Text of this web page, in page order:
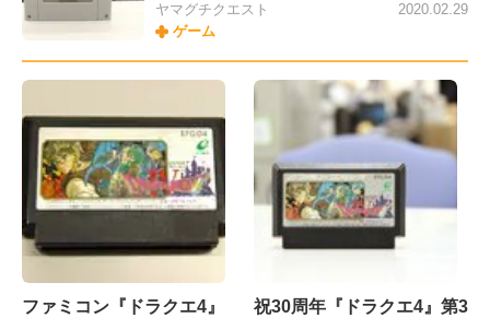
ヤマグチクエスト
ゲーム
2020.02.29
ファミコン『ドラクエ4』
祝30周年『ドラクエ4』第3